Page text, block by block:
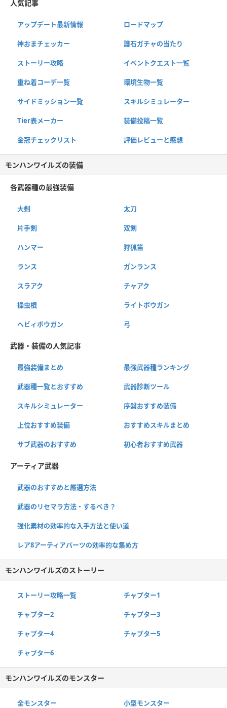
人気記事
アップデート最新情報 ロードマップ
神おまチェッカー 護石ガチャの当たり
ストーリー攻略 イベントクエスト一覧
重ね着コーデ一覧 環境生物一覧
サイドミッション一覧 スキルシミュレーター
Tier表メーカー 装備投稿一覧
金冠チェックリスト 評価レビューと感想
モンハンワイルズの装備
各武器種の最強装備
大剣 太刀
片手剣 双剣
ハンマー 狩猟笛
ランス ガンランス
スラアク チャアク
操虫棍 ライトボウガン
ヘビィボウガン 弓
武器・装備の人気記事
最強装備まとめ 最強武器種ランキング
武器種一覧とおすすめ 武器診断ツール
スキルシミュレーター 序盤おすすめ装備
上位おすすめ装備 おすすめスキルまとめ
サブ武器のおすすめ 初心者おすすめ武器
アーティア武器
武器のおすすめと厳選方法
武器のリセマラ方法・するべき？
強化素材の効率的な入手方法と使い道
レア8アーティアパーツの効率的な集め方
モンハンワイルズのストーリー
ストーリー攻略一覧 チャプター1
チャプター2 チャプター3
チャプター4 チャプター5
チャプター6
モンハンワイルズのモンスター
全モンスター 小型モンスター